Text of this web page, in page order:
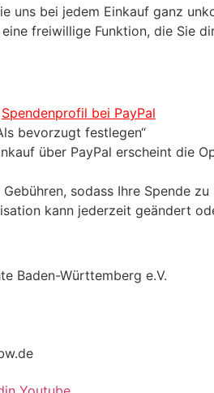
uns bei jedem Einkauf ganz
freiwillige Funktion, die Sie
Spendenprofil bei PayPal
bevorzugt festlegen“
über PayPal erscheint die
sodass Ihre Spende
kann jederzeit geändert
Baden-Württemberg e.V.